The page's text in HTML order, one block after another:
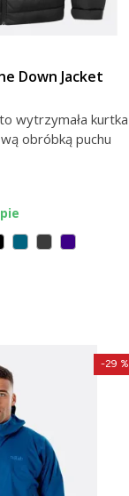
Down Jacket
wytrzymała kurtka
obróbką puchu
-29 %